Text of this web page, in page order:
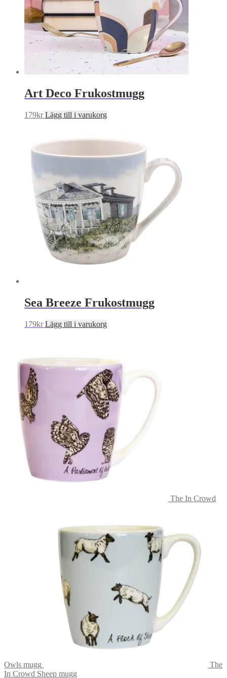
Art Deco Frukostmugg
179kr Lägg till i varukorg
Sea Breeze Frukostmugg
179kr Lägg till i varukorg
The In Crowd
Owls mugg
The
In Crowd Sheep mugg